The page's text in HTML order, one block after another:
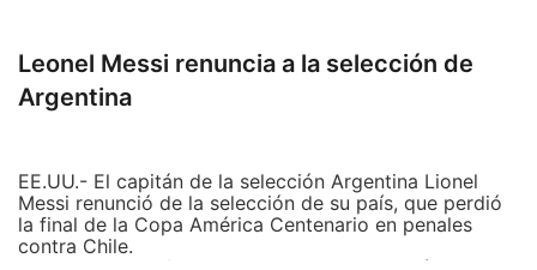
Leonel Messi renuncia a la selección de
Argentina
EE.UU.- El capitán de la selección Argentina Lionel
Messi renunció de la selección de su país, que perdió
la final de la Copa América Centenario en penales
contra Chile.